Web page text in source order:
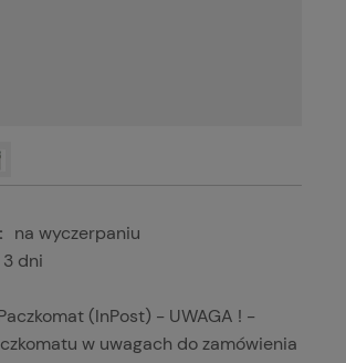
na wyczerpaniu
3 dni
(InPost) - UWAGA ! -
w uwagach do zamówienia